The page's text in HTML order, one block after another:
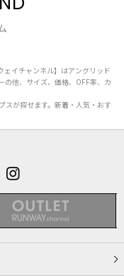
イチャンネル】はアングリッド
の他、サイズ、価格、OFF率、カ
スが探せます。新着・人気・おす